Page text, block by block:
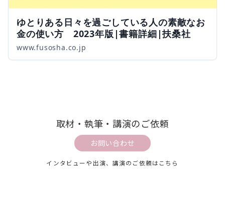
ゆとりある日々を過ごしている人の素敵なお
金の使い方 2023年版|書籍詳細|扶桑社
www.fusosha.co.jp
取材・執筆・講演のご依頼
お問い合わせ
インタビューや出演、講演のご依頼はこちら